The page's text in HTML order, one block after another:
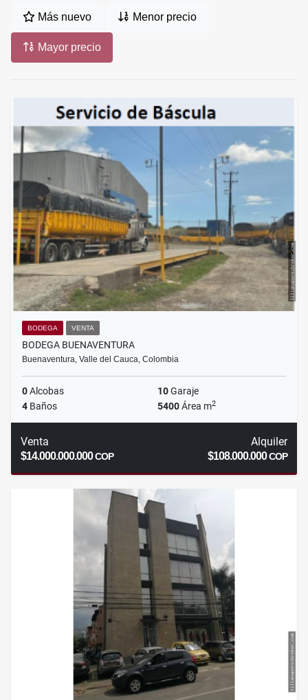
Más nuevo Menor precio
Mayor precio
BODEGA VENTA
BODEGA BUENAVENTURA
Buenaventura, Valle del Cauca, Colombia
0Alcobas 10Garaje
4 Baños 5400Área m2
Venta
$14.000.000.000COP
Alquiler
$108.000.000COP